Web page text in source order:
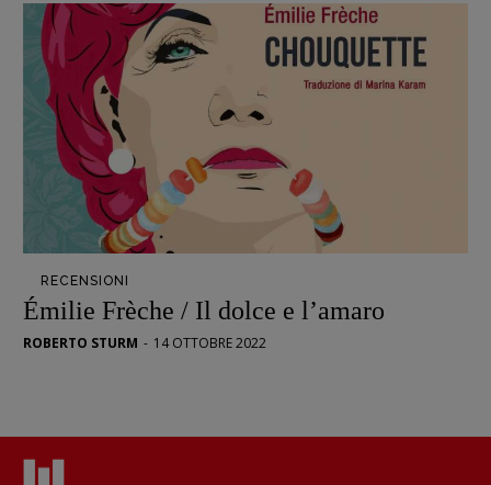
Interviste
RUBRICHE
Archeologie del
presente
Fumetti
Libro & Film
Pulp for kids
Opera prima
DOSSIER
12 dicembre
RECENSIONI
Émilie Frèche / Il dolce e l’amaro
ROBERTO STURM - 14 OTTOBRE 2022